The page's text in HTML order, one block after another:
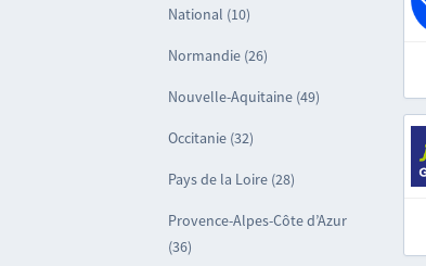
National (10)
Normandie (26)
Nouvelle-Aquitaine (49)
Occitanie (32)
Pays de la Loire (28)
Provence-Alpes-Côte d’Azur
(36)